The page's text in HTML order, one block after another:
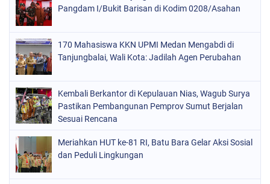
Pangdam I/Bukit Barisan di Kodim 0208/Asahan
170 Mahasiswa KKN UPMI Medan Mengabdi di
Tanjungbalai, Wali Kota: Jadilah Agen Perubahan
Kembali Berkantor di Kepulauan Nias, Wagub Surya
Pastikan Pembangunan Pemprov Sumut Berjalan
Sesuai Rencana
Meriahkan HUT ke-81 RI, Batu Bara Gelar Aksi Sosial
dan Peduli Lingkungan